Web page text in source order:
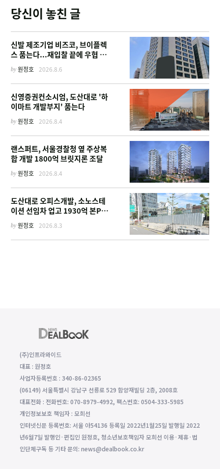
당신이 놓친 글
신발 제조기업 비즈코, 브이플렉
스 품는다...재입찰 끝에 우협 선
정
by원정호 2026.8.6
신영증권컨소시엄, 도산대로 '하
이마트 개발부지' 품는다
by원정호 2026.8.4
랜스퍼트, 서울경찰청 옆 주상복
합 개발 1800억 브릿지론 조달
by원정호 2026.8.4
도산대로 오피스개발, 소노스테
이션 선임차 업고 1930억 본PF
확보
by원정호 2026.8.3
(주)인프라와이드
대표 : 원정호
사업자등록번호 : 340-86-02365
(06149) 서울특별시 강남구 선릉로 529 함양재빌딩 2층, 2008호
대표전화 : 전화번호: 070-8979-4992, 팩스번호: 0504-333-5985
개인정보보호 책임자 : 모희선
인터넷신문 등록번호: 서울 아54136 등록일 2022년1월25일 발행일 2022
년6월7일 발행인·편집인 원정호, 청소년보호책임자 모희선 이용·제휴·법
인단체구독 등 기타 문의: news@dealbook.co.kr